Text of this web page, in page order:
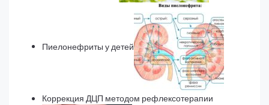
Пиелонефриты у детей
Коррекция ДЦП методом рефлексотерапии